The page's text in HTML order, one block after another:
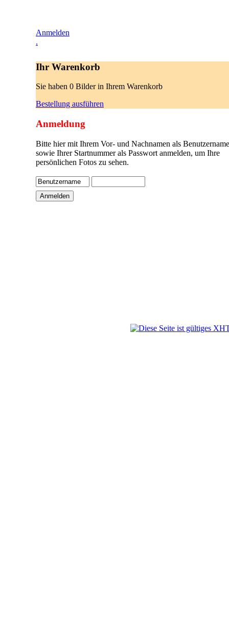
Anmelden
.
Ihr Warenkorb
Sie haben 0 Bilder in Ihrem Warenkorb
Bestellung ausführen
Anmeldung
Bitte hier mit Ihrem Vor- und Nachnamen als
sowie Ihrer Startnummer als Passwort anmelden, um Ihre
persönlichen Fotos zu sehen.